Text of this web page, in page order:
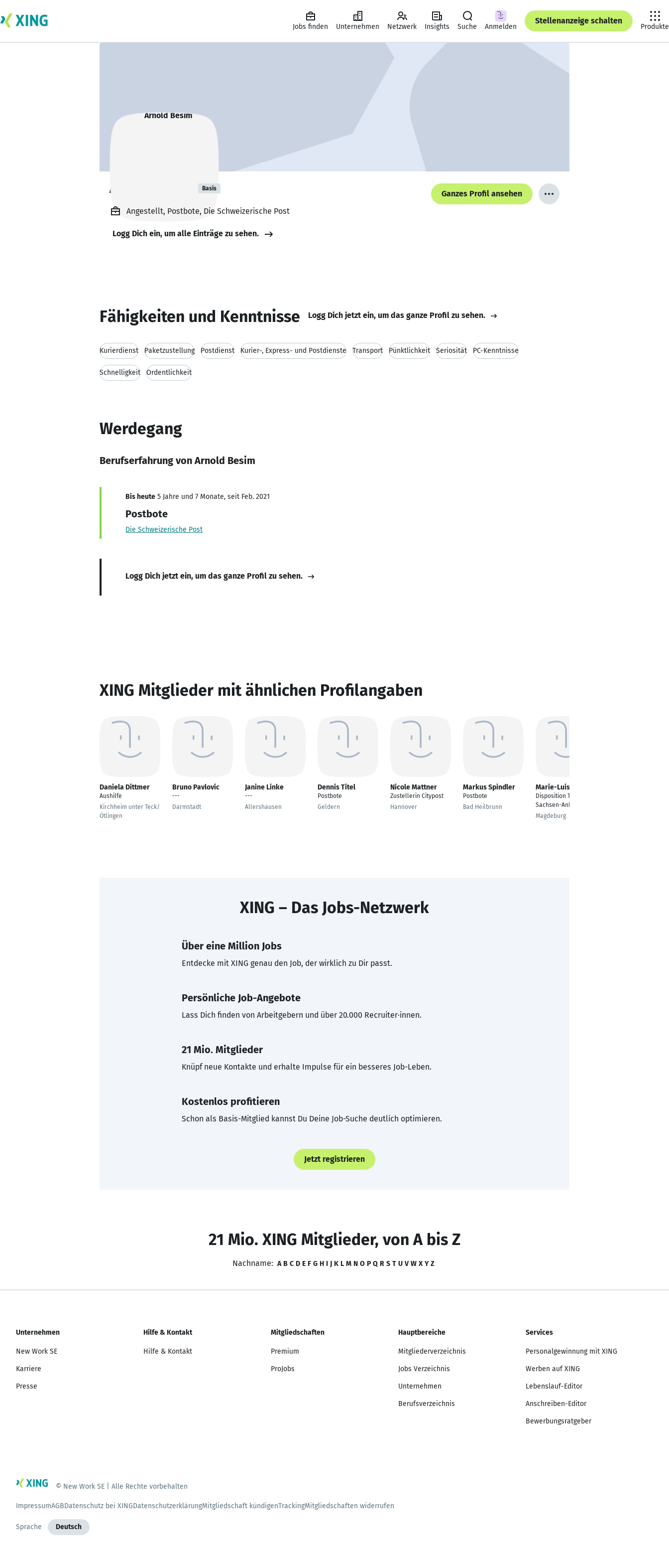
Jobs finden Unternehmen Netzwerk Insights Suche Anmelden
Stellenanzeige schalten
Produkte
Arnold Besim Basis
Ganzes Profil ansehen
Angestellt, Postbote, Die Schweizerische Post
Logg Dich ein, um alle Einträge zu sehen.
Fähigkeiten und Kenntnisse Logg Dich jetzt ein, um das ganze Profil zu sehen.
Kurierdienst Paketzustellung Postdienst Kurier-, Express- und Postdienste Transport Pünktlichkeit Seriosität PC-Kenntnisse
Schnelligkeit Ordentlichkeit
Werdegang
Berufserfahrung von Arnold Besim
Bis heute 5 Jahre und 7 Monate, seit Feb. 2021
Postbote
Die Schweizerische Post
Logg Dich jetzt ein, um das ganze Profil zu sehen.
XING Mitglieder mit ähnlichen Profilangaben
Daniela Dittmer
Aushilfe
Kirchheim unter Teck/
Ötlingen
Bruno Pavlovic
---
Darmstadt
Janine Linke
---
Allershausen
Dennis Titel
Postbote
Geldern
Nicole Mattner
Zustellerin Citypost
Hannover
Markus Spindler
Postbote
Bad Heilbrunn
Marie-Luise Stiller
Disposition Techniker
Sachsen-Anhalt
Magdeburg
XING – Das Jobs-Netzwerk
Über eine Million Jobs
Entdecke mit XING genau den Job, der wirklich zu Dir passt.
Persönliche Job-Angebote
Lass Dich finden von Arbeitgebern und über 20.000 Recruiter·innen.
21 Mio. Mitglieder
Knüpf neue Kontakte und erhalte Impulse für ein besseres Job-Leben.
Kostenlos profitieren
Schon als Basis-Mitglied kannst Du Deine Job-Suche deutlich optimieren.
Jetzt registrieren
21 Mio. XING Mitglieder, von A bis Z
Nachname: A B C D E F G H I J K L M N O P Q R S T U V W X Y Z
Unternehmen
New Work SE
Karriere
Presse
Hilfe & Kontakt
Hilfe & Kontakt
Mitgliedschaften
Premium
ProJobs
Hauptbereiche
Mitgliederverzeichnis
Jobs Verzeichnis
Unternehmen
Berufsverzeichnis
Services
Personalgewinnung mit XING
Werben auf XING
Lebenslauf-Editor
Anschreiben-Editor
Bewerbungsratgeber
© New Work SE | Alle Rechte vorbehalten
ImpressumAGBDatenschutz bei XINGDatenschutzerklärungMitgliedschaft kündigenTrackingMitgliedschaften widerrufen
Sprache Deutsch